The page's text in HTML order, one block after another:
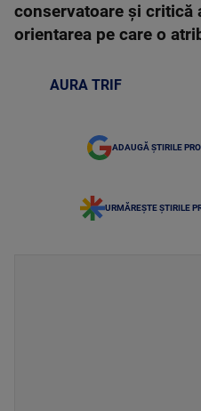
conservatoare şi critică
orientarea pe care o
AURA TRIF
ADAUGĂ ȘTIRILE
URMĂREȘTE ȘTIRILE